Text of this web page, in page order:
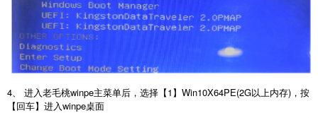
4、 进入老毛桃winpe主菜单后，选择【1】Win10X64PE(2G以上内存)，按
【回车】进入winpe桌面